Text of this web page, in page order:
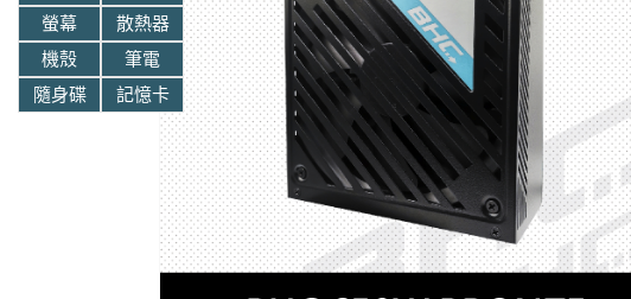
螢幕
散熱器
機殼
筆電
隨身碟
記憶卡